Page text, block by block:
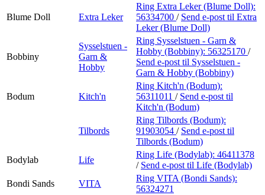
Blume Doll Extra Leker
Ring Extra Leker (Blume Doll):
56334700 / Send e-post til Extra
Leker (Blume Doll)
Bobbiny
Sysselstuen -
Garn &
Hobby
Ring Sysselstuen - Garn &
Hobby (Bobbiny): 56325170 /
Send e-post til Sysselstuen -
Garn & Hobby (Bobbiny)
Bodum Kitch'n
Ring Kitch'n (Bodum):
56311011 / Send e-post til
Kitch'n (Bodum)
Tilbords
Ring Tilbords (Bodum):
91903054 / Send e-post til
Tilbords (Bodum)
Bodylab
Life
Ring Life (Bodylab): 46411378
/ Send e-post til Life (Bodylab)
Bondi Sands
VITA
Ring VITA (Bondi Sands):
56324271